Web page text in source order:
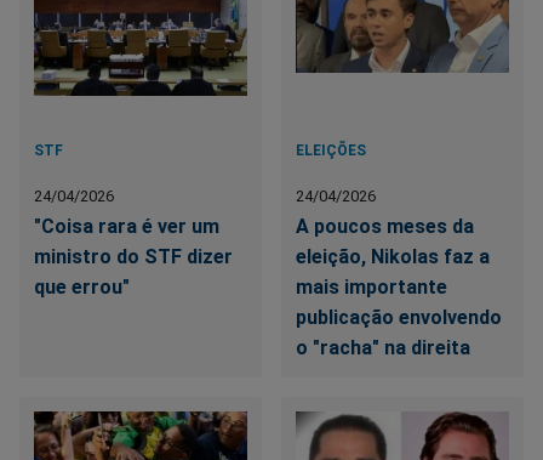
STF
24/04/2026
"Coisa rara é ver um
ministro do STF dizer
que errou"
ELEIÇÕES
24/04/2026
A poucos meses da
eleição, Nikolas faz a
mais importante
publicação envolvendo
o "racha" na direita